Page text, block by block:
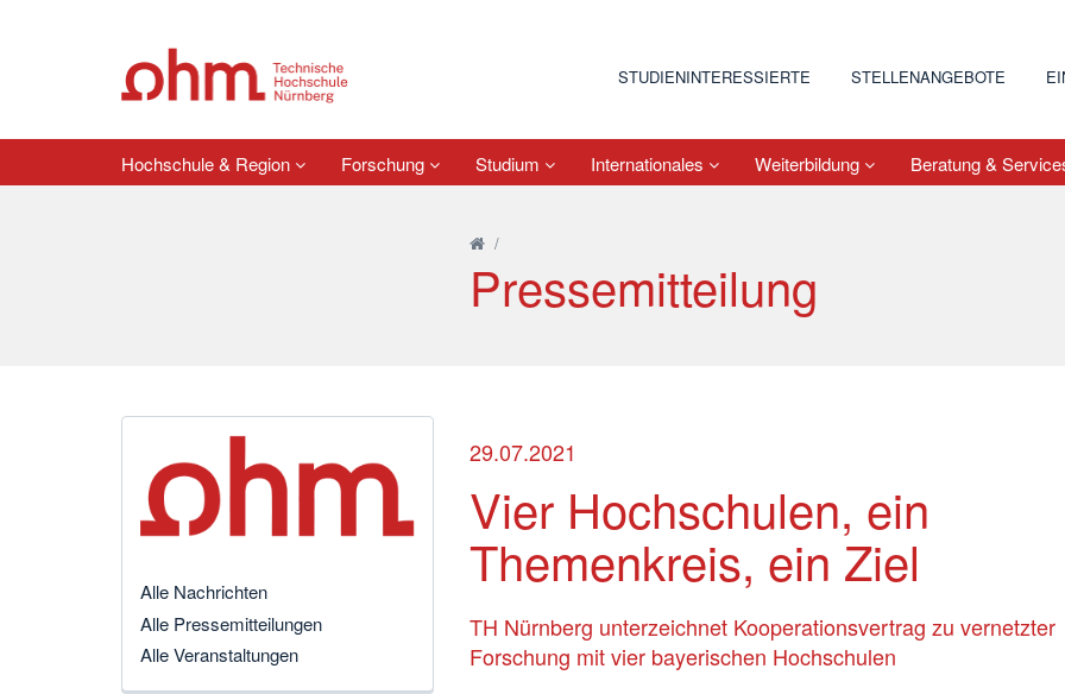
STUDIENINTERESSIERTE STELLENANGEBOTE
Hochschule & Region Forschung Studium Internationales Weiterbildung Beratung &
/
Pressemitteilung
29.07.2021
Vier Hochschulen, ein
Themenkreis, ein Ziel
TH Nürnberg unterzeichnet Kooperationsvertrag zu vernetzter
Forschung mit vier bayerischen Hochschulen
Alle Nachrichten
Alle Pressemitteilungen
Alle Veranstaltungen